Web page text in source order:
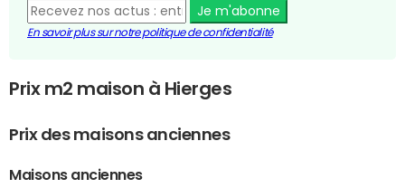
Je m'abonne
En savoir plus sur notre politique de confidentialité
Prix m2 maison à Hierges
Prix des maisons anciennes
Maisons anciennes